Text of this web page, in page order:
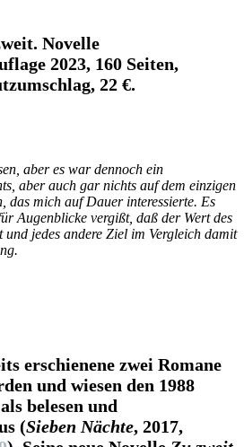
Novelle
2023, 160 Seiten,
22 €.
aber es war dennoch ein
aber auch gar nichts auf dem einzigen
das mich auf Dauer interessierte. Es
Augenblicke vergißt, daß der Wert des
und jedes andere Ziel im Vergleich damit
erschienene zwei Romane
und wiesen den 1988
belesen und
(Sieben Nächte, 2017,